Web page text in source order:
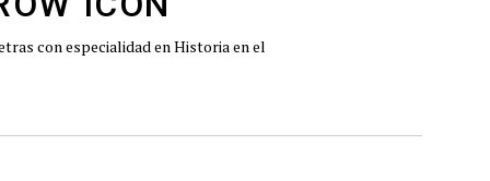
con especialidad en Historia en el